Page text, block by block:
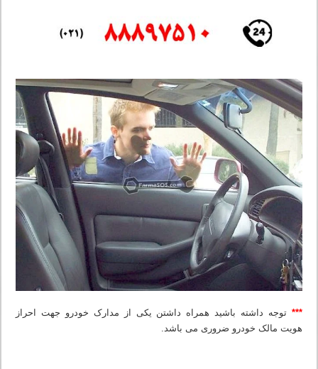
***توجه داشته باشید همراه داشتن یکی از مدارک خودرو جهت احراز
هویت مالک خودرو ضروری می باشد.